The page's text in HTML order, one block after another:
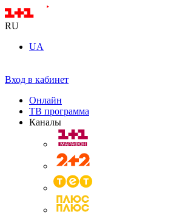
RU
UA
Вход в кабинет
Онлайн
ТВ программа
Каналы